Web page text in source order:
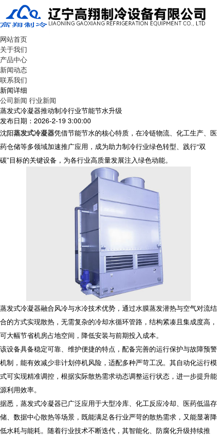
网站首页
关于我们
产品中心
新闻动态
联系我们
新闻详细
公司新闻 行业新闻
蒸发式冷凝器推动制冷行业节能节水升级
发布日期：2026-2-19 3:00:00
沈阳蒸发式冷凝器凭借节能节水的核心特质，在冷链物流、化工生产、医
药仓储等多领域加速推广应用，成为助力制冷行业绿色转型、践行“双
碳”目标的关键设备，为各行业高质量发展注入绿色动能。
蒸发式冷凝器融合风冷与水冷技术优势，通过水膜蒸发潜热与空气对流结
合的方式实现散热，无需复杂的冷却水循环管路，结构紧凑且集成度高，
可大幅节省机房占地空间，降低安装与前期投入成本。
该设备具备稳定可靠、维护便捷的特点，配备完善的运行保护与故障预警
机制，能有效减少非计划停机风险，适配多种严苛工况。其自动化运行模
式可实现精准调控，根据实际散热需求动态调整运行状态，进一步提升能
源利用效率。
据悉，蒸发式冷凝器已广泛应用于大型冷库、化工反应冷却、医药低温存
储、数据中心散热等场景，既能满足各行业严苛的散热需求，又能显著降
低水耗与能耗。随着行业技术不断迭代，其智能化、防腐化升级持续推